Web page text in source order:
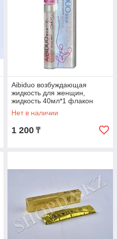
Aibiduo возбуждающая
жидкость для женщин,
жидкость 40мл*1 флакон
Нет в наличии
1 200 ₸